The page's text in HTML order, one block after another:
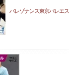
バレゾナンス東京バレエス